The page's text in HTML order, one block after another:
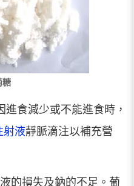
糖
食減少或不能進食時，
射液靜脈滴注以補充營
的損失及鈉的不足。葡